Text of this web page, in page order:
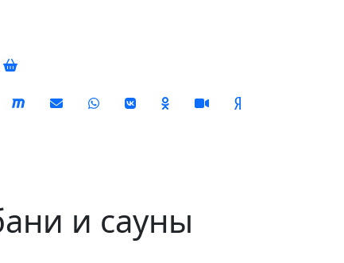
и сауны